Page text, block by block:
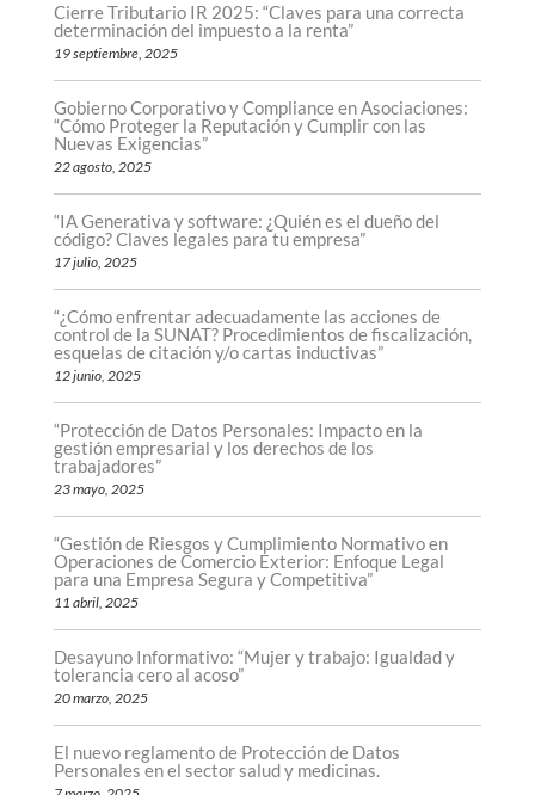
Cierre Tributario IR 2025: “Claves para una correcta
determinación del impuesto a la renta”
19 septiembre, 2025
Gobierno Corporativo y Compliance en Asociaciones:
“Cómo Proteger la Reputación y Cumplir con las
Nuevas Exigencias”
22 agosto, 2025
“IA Generativa y software: ¿Quién es el dueño del
código? Claves legales para tu empresa”
17 julio, 2025
“¿Cómo enfrentar adecuadamente las acciones de
control de la SUNAT? Procedimientos de fiscalización,
esquelas de citación y/o cartas inductivas”
12 junio, 2025
“Protección de Datos Personales: Impacto en la
gestión empresarial y los derechos de los
trabajadores”
23 mayo, 2025
“Gestión de Riesgos y Cumplimiento Normativo en
Operaciones de Comercio Exterior: Enfoque Legal
para una Empresa Segura y Competitiva”
11 abril, 2025
Desayuno Informativo: “Mujer y trabajo: Igualdad y
tolerancia cero al acoso”
20 marzo, 2025
El nuevo reglamento de Protección de Datos
Personales en el sector salud y medicinas.